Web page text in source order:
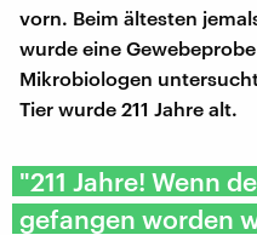
vorn. Beim ältesten
wurde eine
Mikrobiologen
Tier wurde 211 Jahre alt.
"211 Jahre! Wenn
gefangen worden